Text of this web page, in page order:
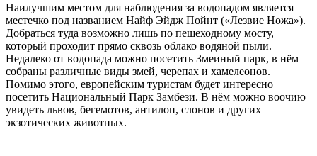
Наилучшим местом для наблюдения за водопадом является
местечко под названием Найф Эйдж Пойнт («Лезвие Ножа»).
Добраться туда возможно лишь по пешеходному мосту,
который проходит прямо сквозь облако водяной пыли.
Недалеко от водопада можно посетить Змеиный парк, в нём
собраны различные виды змей, черепах и хамелеонов.
Помимо этого, европейским туристам будет интересно
посетить Национальный Парк Замбези. В нём можно воочию
увидеть львов, бегемотов, антилоп, слонов и других
экзотических животных.